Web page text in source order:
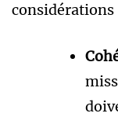
considérations